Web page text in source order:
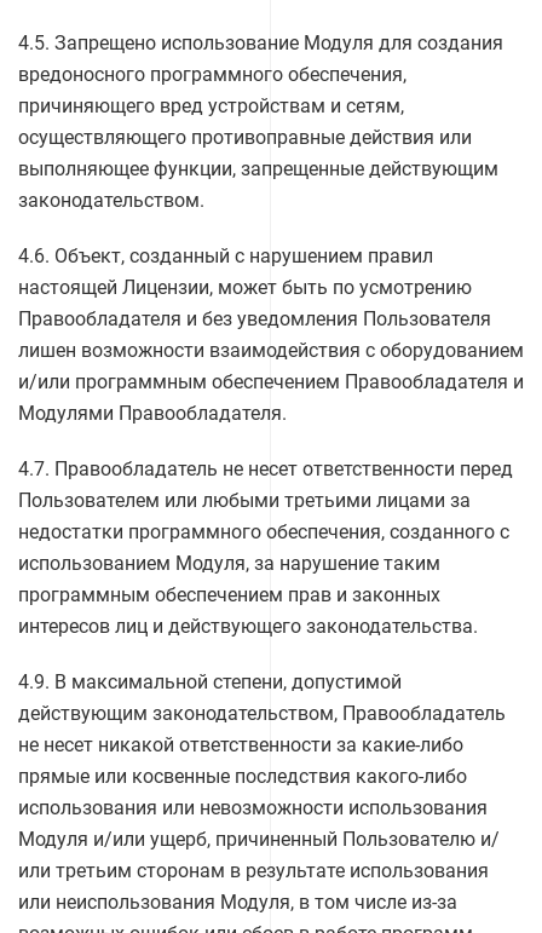
4.5. Запрещено использование Модуля для создания
вредоносного программного обеспечения,
причиняющего вред устройствам и сетям,
осуществляющего противоправные действия или
выполняющее функции, запрещенные действующим
законодательством.
4.6. Объект, созданный с нарушением правил
настоящей Лицензии, может быть по усмотрению
Правообладателя и без уведомления Пользователя
лишен возможности взаимодействия с оборудованием
и/или программным обеспечением Правообладателя и
Модулями Правообладателя.
4.7. Правообладатель не несет ответственности перед
Пользователем или любыми третьими лицами за
недостатки программного обеспечения, созданного с
использованием Модуля, за нарушение таким
программным обеспечением прав и законных
интересов лиц и действующего законодательства.
4.9. В максимальной степени, допустимой
действующим законодательством, Правообладатель
не несет никакой ответственности за какие-либо
прямые или косвенные последствия какого-либо
использования или невозможности использования
Модуля и/или ущерб, причиненный Пользователю и/
или третьим сторонам в результате использования
или неиспользования Модуля, в том числе из-за